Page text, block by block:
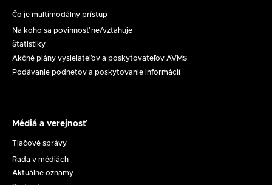
prístup
Čo je multimodálny prístup
Na koho sa povinnosť ne/vzťahuje
Štatistiky
Akčné plány vysielateľov a poskytovateľov AVMS
Podávanie podnetov a poskytovanie informácií
a
verejnosť
Médiá a verejnosť
Tlačové správy
Rada v médiách
Aktuálne oznamy